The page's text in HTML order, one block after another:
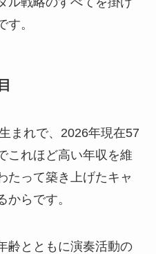
。
まれで、2026年現在57
これほど高い年収を維
たって築き上げたキャ
からです。
齢とともに演奏活動の